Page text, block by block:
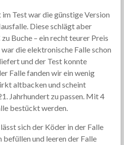
Test war die günstige Version
Diese schlägt aber
Buche – ein recht teurer Preis
die elektronische Falle schon
und der Test konnte
Falle fanden wir ein wenig
altbacken und scheint
Jahrhundert zu passen. Mit 4
bestückt werden.
sich der Köder in der Falle
und leeren der Falle